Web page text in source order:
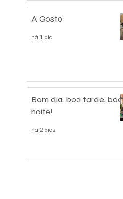
A Gosto
há 1 dia
Bom dia, boa tarde, boa
noite!
há 2 dias